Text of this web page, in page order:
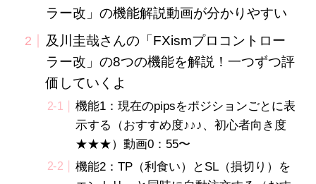
ラー改」の機能解説動画が分かりやすい
及川圭哉さんの「FXismプロコントロー
ラー改」の8つの機能を解説！一つずつ評
価していくよ
機能1：現在のpipsをポジションごとに表
示する（おすすめ度♪♪♪、初心者向き度
★★★）動画0：55〜
機能2：TP（利食い）とSL（損切り）を